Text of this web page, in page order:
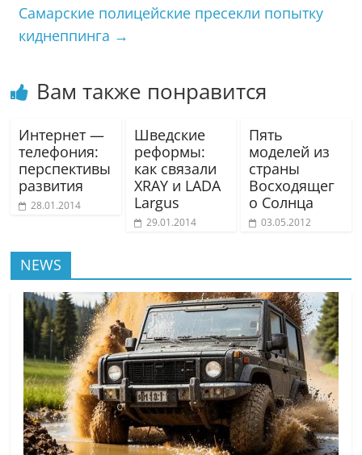
Самарские полицейские пресекли попытку
киднеппинга →
Вам также понравится
Интернет —
телефония:
перспективы
развития
28.01.2014
Шведские
реформы:
как связали
XRAY и LADA
Largus
29.01.2014
Пять
моделей из
страны
Восходящег
о Солнца
03.05.2012
NEWS